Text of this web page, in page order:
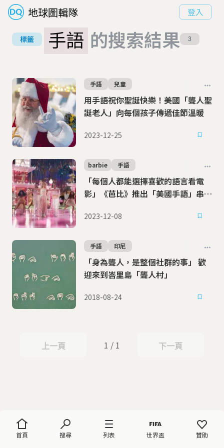
地球圖輯隊 登入
首頁 搜尋 列表 世界盃 贊助
標籤 手語 的搜索結果 3
用手語祝你聖誕快樂！美國「聾人聖
誕老人」向每個孩子傳遞佳節溫暖
手語 兒童
2023-12-25
「每個人都能選擇喜歡的語言看電
影」《芭比》推出「美國手語」串流
barbie 手語
2023-12-08
「身為聾人，是整個社群的事」 歡
迎來到峇里島「聾人村」
手語 印尼
2018-08-24
上一頁
上一頁 1 / 1 下一頁
下一頁